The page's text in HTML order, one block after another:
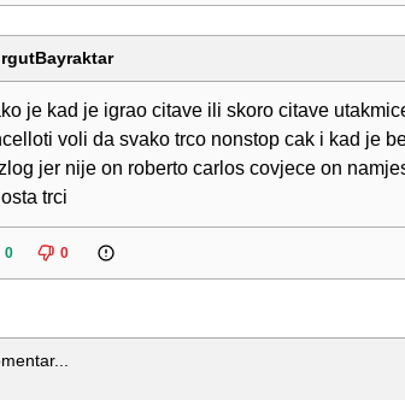
je kad je igrao citave ili skoro citave
voli da svako trco nonstop cak i kad je
jer nije on roberto carlos covjece on
trci
0 0